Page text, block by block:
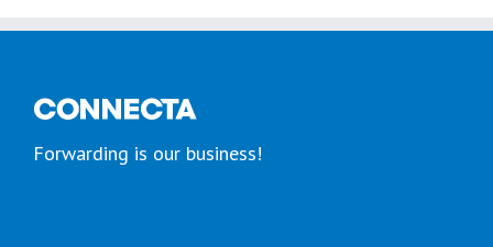
Forwarding is our business!